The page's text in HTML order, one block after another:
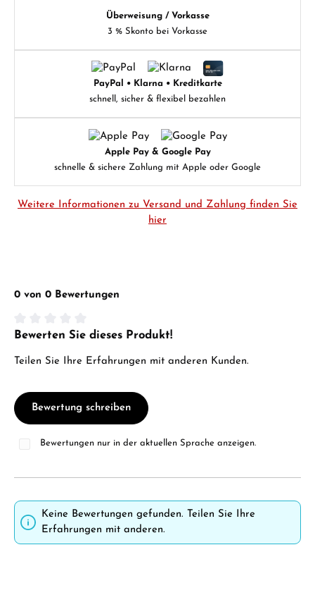
Überweisung / Vorkasse
3 % Skonto bei Vorkasse
PayPal • Klarna • Kreditkarte
schnell, sicher & flexibel bezahlen
Apple Pay & Google Pay
schnelle & sichere Zahlung mit Apple oder Google
Weitere Informationen zu Versand und Zahlung finden Sie
hier
0 von 0 Bewertungen
Durchschnittliche Bewertung von 0 von 5 Sternen
Bewerten Sie dieses Produkt!
Teilen Sie Ihre Erfahrungen mit anderen Kunden.
Bewertung schreiben
Bewertungen nur in der aktuellen Sprache anzeigen.
Keine Bewertungen gefunden. Teilen Sie Ihre
Erfahrungen mit anderen.